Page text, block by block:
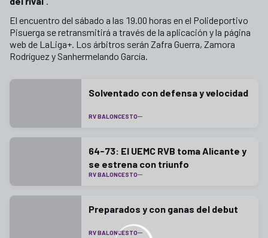
El encuentro del sábado a las 19.00 horas en el Polideportivo
Pisuerga se retransmitirá a través de la aplicación y la página
web de LaLiga+. Los árbitros serán Zafra Guerra, Zamora
Rodríguez y Sanhermelando García.
Solventado con defensa y velocidad
RV BALONCESTO
64-73: El UEMC RVB toma Alicante y
se estrena con triunfo
RV BALONCESTO
Preparados y con ganas del debut
RV BALONCESTO